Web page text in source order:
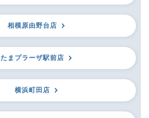
相模原由野台店
たまプラーザ駅前店
横浜町田店